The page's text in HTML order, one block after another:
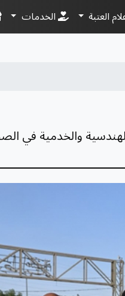
العتبة الخدمات
والخدمية في